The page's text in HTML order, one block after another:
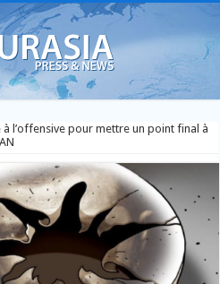
à l’offensive pour mettre un point final à